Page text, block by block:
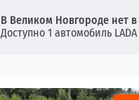
В Великом Новгороде нет в
Доступно 1 автомобиль